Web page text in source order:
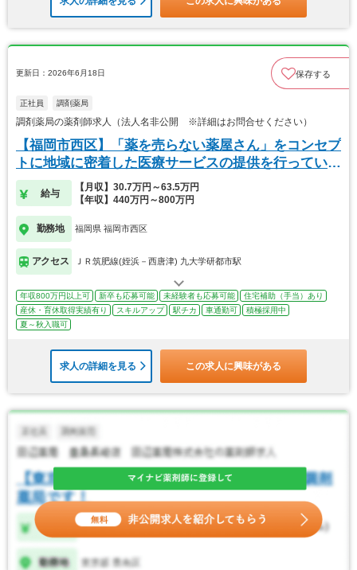
更新日：2026年6月18日 保存する
正社員 調剤薬局
調剤薬局の薬剤師求人（法人名非公開 ※詳細はお問合せください）
【福岡市西区】「薬を売らない薬屋さん」をコンセプ
トに地域に密着した医療サービスの提供を行っていま
す
給与
【月収】30.7万円～63.5万円
【年収】440万円～800万円
勤務地 福岡県 福岡市西区
アクセス ＪＲ筑肥線(姪浜－西唐津) 九大学研都市駅
年収800万円以上可 新卒も応募可能 未経験者も応募可能
住宅補助（手当）あり
産休・育休取得実績有り
スキルアップ 駅チカ 車通勤可
積極採用中
夏～秋入職可
求人の詳細を見る この求人に興味がある